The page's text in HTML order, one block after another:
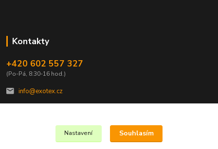
Kontakty
+420 602 557 327
(Po-Pá, 8:30-16 hod.)
info@exotex.cz
Nastavení Souhlasím